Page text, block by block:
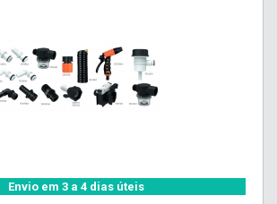
Envio em 3 a 4 dias úteis